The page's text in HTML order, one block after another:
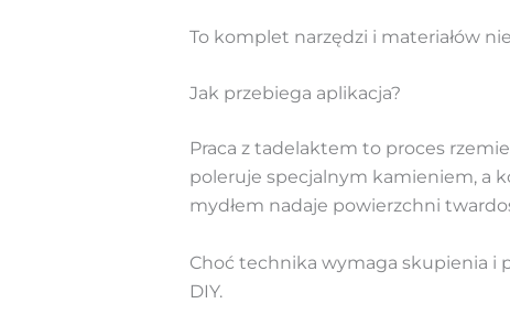
To komplet narzędzi i materiałów
Jak przebiega aplikacja?
Praca z tadelaktem to proces
poleruje specjalnym kamieniem, a
mydłem nadaje powierzchni
Choć technika wymaga skupienia i
DIY.